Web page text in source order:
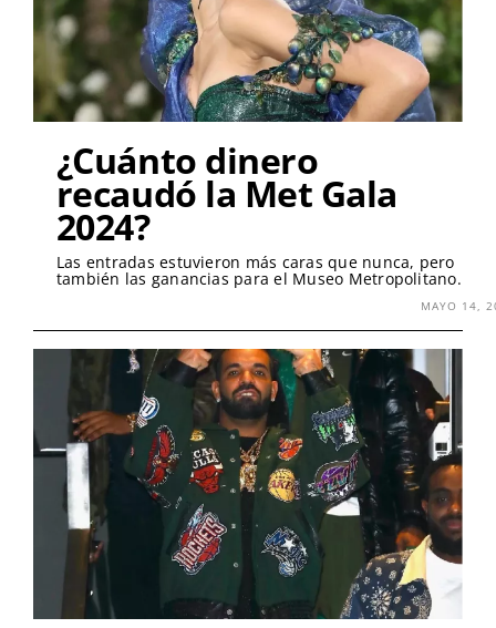
¿Cuánto dinero
recaudó la Met Gala
2024?
Las entradas estuvieron más caras que nunca, pero
también las ganancias para el Museo Metropolitano.
MAYO 14,